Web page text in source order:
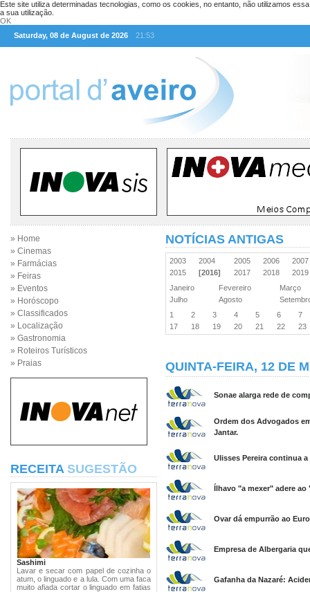
Este site utiliza determinadas tecnologias, como os cookies, no entanto, não utilizamos
a sua utilização.
OK
Saturday, 08 de August de 2026
21:53
» Home
» Cinemas
» Farmácias
» Feiras
» Eventos
» Horóscopo
» Classificados
» Localização
» Gastronomia
» Roteiros Turísticos
» Praias
RECEITA SUGESTÃO
Sashimi
Lavar e secar com papel de cozinha o
atum, o linguado e a lula. Com uma faca
muito afiada cortar o linguado em fatias
NOTÍCIAS ANTIGAS
2003 2004 2005 2006
2015
[2016] 2017 2018
Janeiro
Fevereiro
Março
Julho
Agosto
1
2 3 4 5 6
7
17
18 19 20 21 22 23
QUINTA-FEIRA, 12 DE
Sonae alarga rede de
Ordem dos Advogados
Jantar.
Ulisses Pereira continua
Ílhavo "a mexer" adere ao
Ovar dá empurrão ao
Empresa de Albergaria
Gafanha da Nazaré: